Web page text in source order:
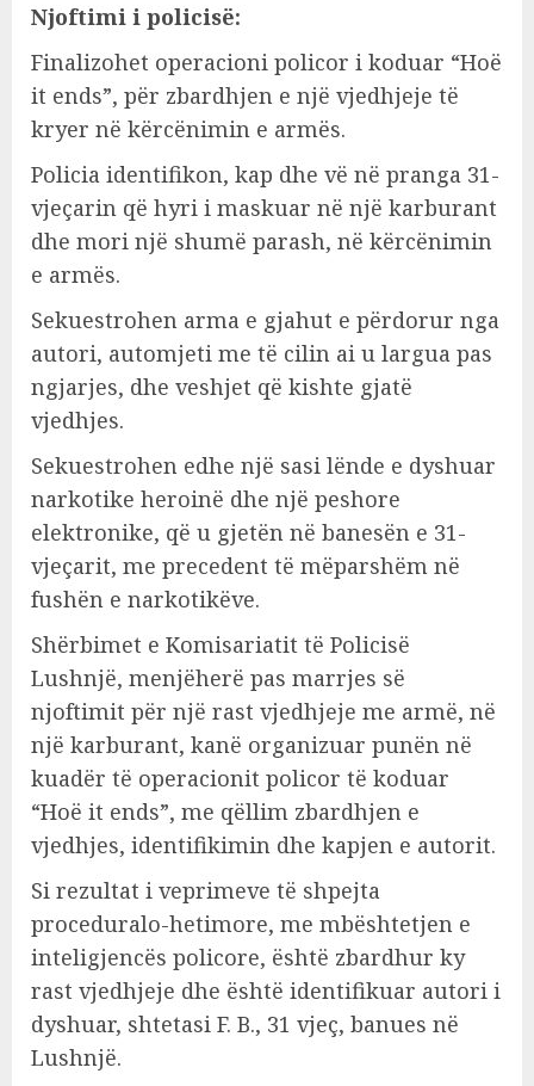
Njoftimi i policisë:
Finalizohet operacioni policor i koduar “Hoë
it ends”, për zbardhjen e një vjedhjeje të
kryer në kërcënimin e armës.
Policia identifikon, kap dhe vë në pranga 31-
vjeçarin që hyri i maskuar në një karburant
dhe mori një shumë parash, në kërcënimin
e armës.
Sekuestrohen arma e gjahut e përdorur nga
autori, automjeti me të cilin ai u largua pas
ngjarjes, dhe veshjet që kishte gjatë
vjedhjes.
Sekuestrohen edhe një sasi lënde e dyshuar
narkotike heroinë dhe një peshore
elektronike, që u gjetën në banesën e 31-
vjeçarit, me precedent të mëparshëm në
fushën e narkotikëve.
Shërbimet e Komisariatit të Policisë
Lushnjë, menjëherë pas marrjes së
njoftimit për një rast vjedhjeje me armë, në
një karburant, kanë organizuar punën në
kuadër të operacionit policor të koduar
“Hoë it ends”, me qëllim zbardhjen e
vjedhjes, identifikimin dhe kapjen e autorit.
Si rezultat i veprimeve të shpejta
proceduralo-hetimore, me mbështetjen e
inteligjencës policore, është zbardhur ky
rast vjedhjeje dhe është identifikuar autori i
dyshuar, shtetasi F. B., 31 vjeç, banues në
Lushnjë.